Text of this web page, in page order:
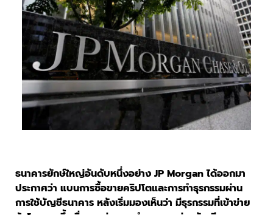
ธนาคารยักษ์ใหญ่อันดับหนึ่งอย่าง JP Morgan ได้ออกมา
ประกาศว่า แบนการซื้อขายคริปโตและการทำธุรกรรมผ่าน
การใช้บัญชีธนาคาร หลังเริ่มมองเห็นว่า มีธุรกรรมที่เข้าข่าย